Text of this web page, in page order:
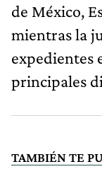
de México,
mientras la
expedientes
principales
TAMBIÉN TE